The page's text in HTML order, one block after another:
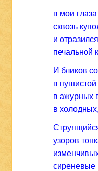
в мои
сквозь
и
печальной
И бликов
в пушистой
в ажурных
в
узоров
сиреневые